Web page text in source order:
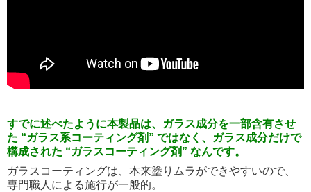
すでに述べたように本製品は、ガラス成分を一部含有させ
た “ガラス系コーティング剤” ではなく、ガラス成分だけで
構成された “ガラスコーティング剤” なんです。
ガラスコーティングは、本来塗りムラができやすいので、
専門職人による施行が一般的。